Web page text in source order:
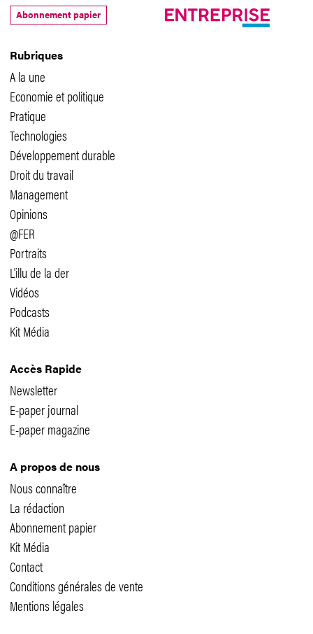
Rubriques
A la une
Economie et politique
Pratique
Technologies
Développement durable
Droit du travail
Management
Opinions
@FER
Portraits
L'illu de la der
Vidéos
Podcasts
Kit Média
Accès Rapide
Newsletter
E-paper journal
E-paper magazine
A propos de nous
Nous connaître
La rédaction
Abonnement papier
Kit Média
Contact
Conditions générales de vente
Mentions légales
Abonnement papier